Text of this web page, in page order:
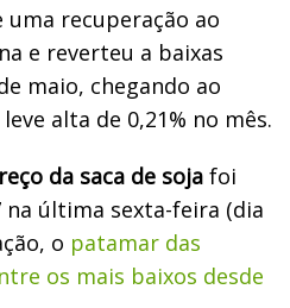
uma recuperação ao
e reverteu a baixas
maio, chegando ao
alta de 0,21% no mês.
da saca de soja foi
na última sexta-feira (dia
o patamar das
os mais baixos desde